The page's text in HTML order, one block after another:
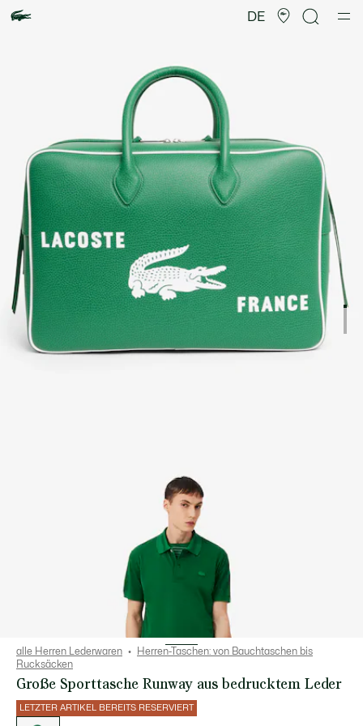
DE
alle Herren Lederwaren
Herren-Taschen: von Bauchtaschen bis
Rucksäcken
Große Sporttasche Runway aus bedrucktem Leder
LETZTER ARTIKEL BEREITS RESERVIERT